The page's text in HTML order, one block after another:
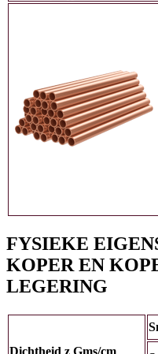
FYSIEKE
KOPER EN
LEGERING
Dichtheid z Gms/cm